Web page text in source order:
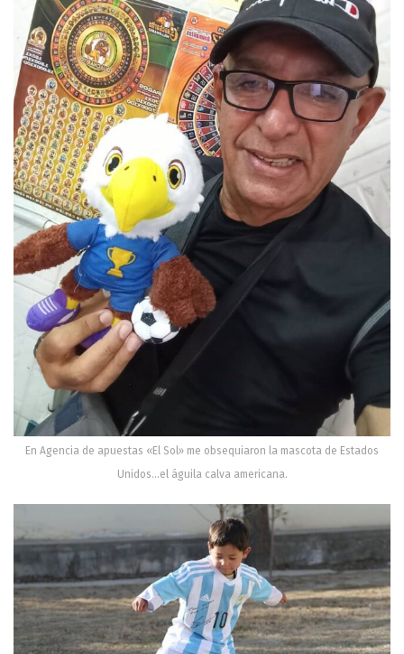
En Agencia de apuestas «El Sol» me obsequiaron la mascota de Estados
Unidos…el águila calva americana.